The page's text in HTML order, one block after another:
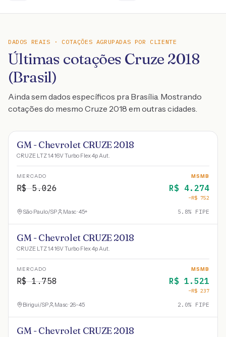
DADOS REAIS · COTAÇÕES AGRUPADAS POR CLIENTE
Últimas cotações Cruze 2018
(Brasil)
Ainda sem dados específicos pra Brasília. Mostrando
cotações do mesmo Cruze 2018 em outras cidades.
GM - Chevrolet CRUZE 2018
CRUZE LTZ 1.4 16V Turbo Flex 4p Aut.
MERCADO
R$5.026
MSMB
R$ 4.274
−R$ 752
São Paulo/SP Masc · 45+ 5.8% FIPE
GM - Chevrolet CRUZE 2018
CRUZE LTZ 1.4 16V Turbo Flex 4p Aut.
MERCADO
R$1.758
MSMB
R$ 1.521
−R$ 237
Birigui/SP Masc · 26-45 2.0% FIPE
GM - Chevrolet CRUZE 2018